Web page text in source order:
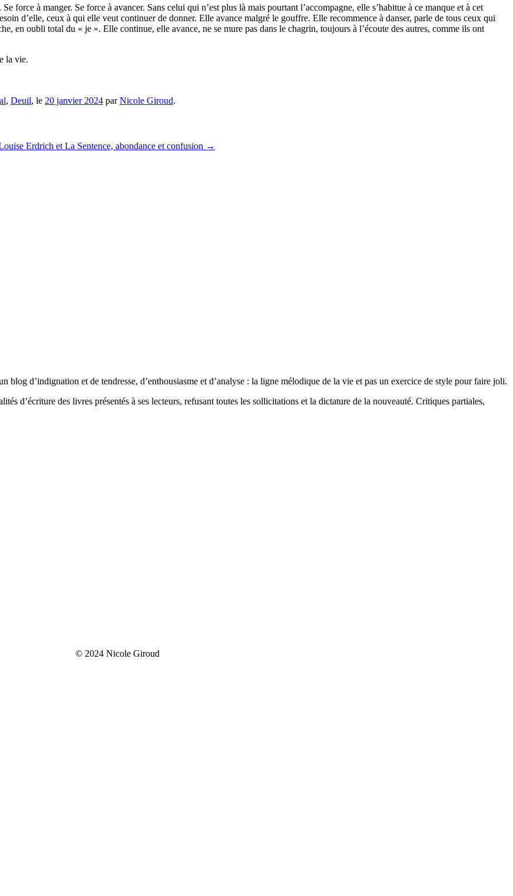
force à manger. Se force à avancer. Sans celui qui n’est plus là mais pourtant l’accompagne, elle s’habitue à ce manque et à cet
d’elle, ceux à qui elle veut continuer de donner. Elle avance malgré le gouffre. Elle recommence à danser, parle de tous ceux qui
en oubli total du « je ». Elle continue, elle avance, ne se mure pas dans le chagrin, toujours à l’écoute des autres, comme ils ont
la vie.
, Deuil, le 20 janvier 2024 parNicole Giroud.
Erdrich et La Sentence, abondance et confusion →
blog d’indignation et de tendresse, d’enthousiasme et d’analyse : la ligne mélodique de la vie et pas un exercice de style pour faire joli.
d’écriture des livres présentés à ses lecteurs, refusant toutes les sollicitations et la dictature de la nouveauté. Critiques partiales,
© 2024 Nicole Giroud